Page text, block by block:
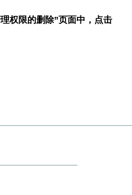
权限的删除”页面中，点击